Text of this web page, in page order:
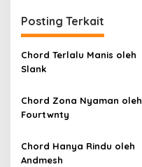
g
a
s
p
o
s
Posting Terkait
Chord Terlalu Manis oleh
Slank
Chord Zona Nyaman oleh
Fourtwnty
Chord Hanya Rindu oleh
Andmesh